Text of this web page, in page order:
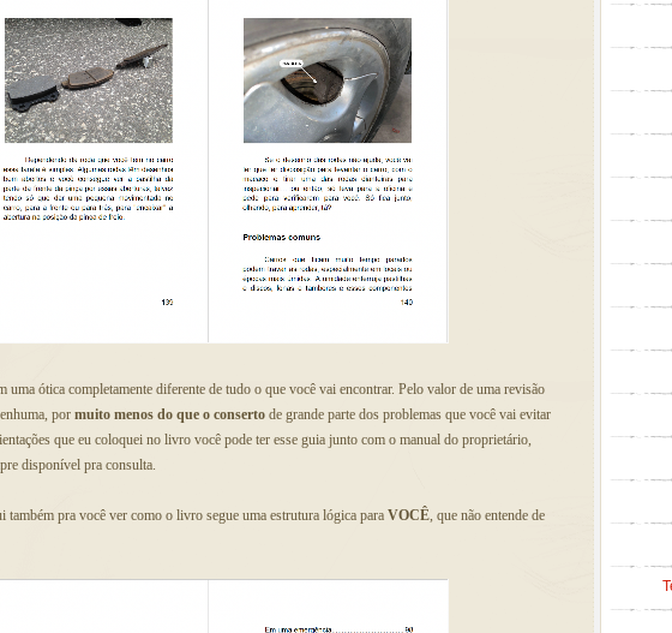
uma ótica completamente diferente de tudo o que você vai encontrar. Pelo valor de uma revisão
por muito menos do que o consertode grande parte dos problemas que você vai evitar
que eu coloquei no livro você pode ter esse guia junto com o manual do proprietário,
disponível pra consulta.
também pra você ver como o livro segue uma estrutura lógica para VOCÊ, que não entende de